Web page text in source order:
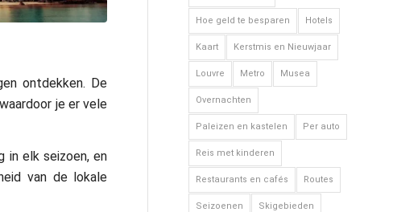
ontdekken. De
je er vele
in elk seizoen, en
van de lokale
Hoe geld te besparen Hotels
Kaart Kerstmis en Nieuwjaar
Louvre Metro Musea
Overnachten
Paleizen en kastelen Per auto
Reis met kinderen
Restaurants en cafés Routes
Seizoenen Skigebieden